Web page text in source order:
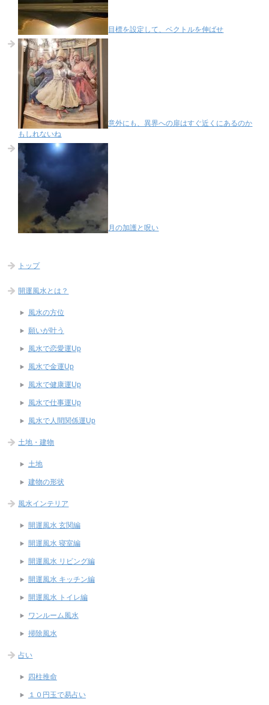
目標を設定して、ベクトルを伸ばせ
意外にも、異界への扉はすぐ近くにあるのか
もしれないね
月の加護と呪い
トップ
開運風水とは？
風水の方位
願いが叶う
風水で恋愛運Up
風水で金運Up
風水で健康運Up
風水で仕事運Up
風水で人間関係運Up
土地・建物
土地
建物の形状
風水インテリア
開運風水 玄関編
開運風水 寝室編
開運風水 リビング編
開運風水 キッチン編
開運風水 トイレ編
ワンルーム風水
掃除風水
占い
四柱推命
１０円玉で易占い